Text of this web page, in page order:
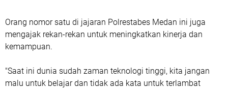
Orang nomor satu di jajaran Polrestabes Medan ini juga
mengajak rekan-rekan untuk meningkatkan kinerja dan
kemampuan.
"Saat ini dunia sudah zaman teknologi tinggi, kita jangan
malu untuk belajar dan tidak ada kata untuk terlambat